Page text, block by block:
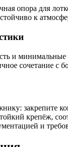
опора для
к
и минимальные
сочетание с
закрепите
крепёж,
и